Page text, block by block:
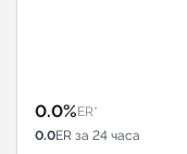
0.0%ER*
0.0ER за 24 часа